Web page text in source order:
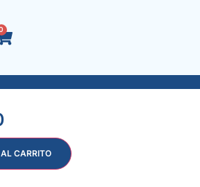
RECTO DE· 1/2
CARRITO